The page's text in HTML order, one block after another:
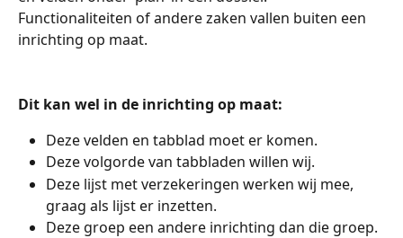
Functionaliteiten of andere zaken vallen buiten een
inrichting op maat.
Dit kan wel in de inrichting op maat:
Deze velden en tabblad moet er komen.
Deze volgorde van tabbladen willen wij.
Deze lijst met verzekeringen werken wij mee,
graag als lijst er inzetten.
Deze groep een andere inrichting dan die groep.